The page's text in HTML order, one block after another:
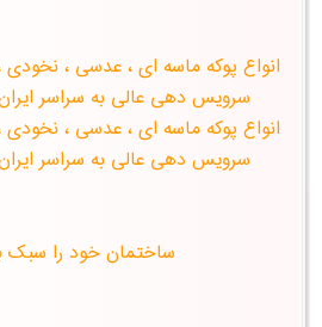
انواع پوكه ماسه ای ، عدسی ، نخودی
سرویس دهی عالی به سراسر
انواع پوكه ماسه ای ، عدسی ، نخودی
سرویس دهی عالی به سراسر
ساختمان خود را سبک